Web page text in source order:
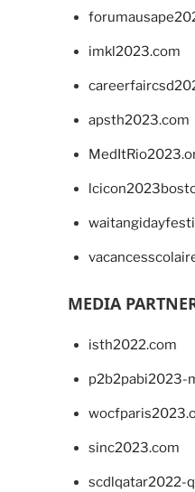
imkl2023.com
apsth2023.com
MEDIA
isth2022.com
p2b2pabi2023-
sinc2023.com
scdlqatar2022-